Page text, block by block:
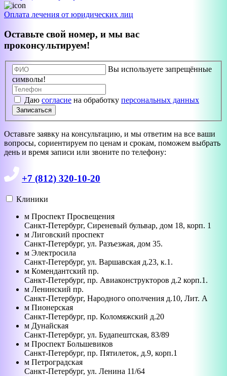
Оплата лечения от юридических лиц
Оставьте свой номер, и мы вас
проконсультируем!
Вы используете запрещённые
символы!
Даю согласие на обработку персональных данных
Записаться
Оставьте заявку на консультацию, и мы ответим на все ваши
вопросы, сориентируем по ценам и срокам, поможем выбрать
день и время записи или звоните по телефону:
+7 (812) 320-10-20
Клиники
м Проспект Просвещения
Санкт-Петербург, Сиреневый бульвар, дом 18, корп. 1
м Лиговский проспект
Санкт-Петербург, ул. Разъезжая, дом 35.
м Электросила
Санкт-Петербург, ул. Варшавская д.23, к.1.
м Комендантский пр.
Санкт-Петербург, пр. Авиаконструкторов д.2 корп.1.
м Ленинский пр.
Санкт-Петербург, Народного ополчения д.10, Лит. А
м Пионерская
Санкт-Петербург, пр. Коломяжский д.20
м Дунайская
Санкт-Петербург, ул. Будапештская, 83/89
м Проспект Большевиков
Санкт-Петербург, пр. Пятилеток, д.9, корп.1
м Петроградская
Санкт-Петербург, ул. Ленина 11/64